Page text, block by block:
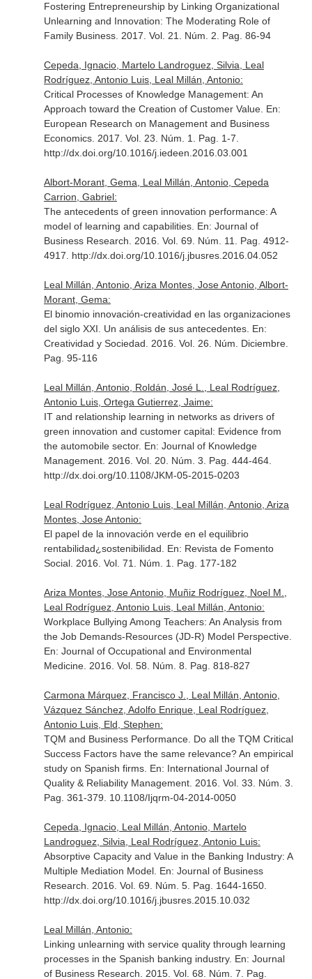
Fostering Entrepreneurship by Linking Organizational
Unlearning and Innovation: The Moderating Role of
Family Business. 2017. Vol. 21. Núm. 2. Pag. 86-94
Cepeda, Ignacio, Martelo Landroguez, Silvia, Leal
Rodríguez, Antonio Luis, Leal Millán, Antonio:
Critical Processes of Knowledge Management: An
Approach toward the Creation of Customer Value. En:
European Research on Management and Business
Economics. 2017. Vol. 23. Núm. 1. Pag. 1-7.
http://dx.doi.org/10.1016/j.iedeen.2016.03.001
Albort-Morant, Gema, Leal Millán, Antonio, Cepeda
Carrion, Gabriel:
The antecedents of green innovation performance: A
model of learning and capabilities. En: Journal of
Business Research . 2016. Vol. 69. Núm. 11. Pag. 4912-
4917. http://dx.doi.org/10.1016/j.jbusres.2016.04.052
Leal Millán, Antonio, Ariza Montes, Jose Antonio, Albort-
Morant, Gema:
El binomio innovación-creatividad en las organizaciones
del siglo XXI. Un análisis de sus antecedentes. En:
Creatividad y Sociedad . 2016. Vol. 26. Núm. Diciembre.
Pag. 95-116
Leal Millán, Antonio, Roldán, José L., Leal Rodríguez,
Antonio Luis, Ortega Gutierrez, Jaime:
IT and relationship learning in networks as drivers of
green innovation and customer capital: Evidence from
the automobile sector. En: Journal of Knowledge
Management. 2016. Vol. 20. Núm. 3. Pag. 444-464.
http://dx.doi.org/10.1108/JKM-05-2015-0203
Leal Rodríguez, Antonio Luis, Leal Millán, Antonio, Ariza
Montes, Jose Antonio:
El papel de la innovación verde en el equilibrio
rentabilidad¿sostenibilidad. En: Revista de Fomento
Social. 2016. Vol. 71. Núm. 1. Pag. 177-182
Ariza Montes, Jose Antonio, Muñiz Rodríguez, Noel M.,
Leal Rodríguez, Antonio Luis, Leal Millán, Antonio:
Workplace Bullying Among Teachers: An Analysis from
the Job Demands-Resources (JD-R) Model Perspective.
En: Journal of Occupational and Environmental
Medicine. 2016. Vol. 58. Núm. 8. Pag. 818-827
Carmona Márquez, Francisco J., Leal Millán, Antonio,
Vázquez Sánchez, Adolfo Enrique, Leal Rodríguez,
Antonio Luis, Eld, Stephen:
TQM and Business Performance. Do all the TQM Critical
Success Factors have the same relevance? An empirical
study on Spanish firms. En: International Journal of
Quality & Reliability Management. 2016. Vol. 33. Núm. 3.
Pag. 361-379. 10.1108/Ijqrm-04-2014-0050
Cepeda, Ignacio, Leal Millán, Antonio, Martelo
Landroguez, Silvia, Leal Rodríguez, Antonio Luis:
Absorptive Capacity and Value in the Banking Industry: A
Multiple Mediation Model. En: Journal of Business
Research . 2016. Vol. 69. Núm. 5. Pag. 1644-1650.
http://dx.doi.org/10.1016/j.jbusres.2015.10.032
Leal Millán, Antonio:
Linking unlearning with service quality through learning
processes in the Spanish banking industry. En: Journal
of Business Research . 2015. Vol. 68. Núm. 7. Pag.